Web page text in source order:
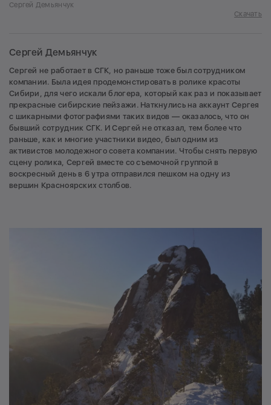
Сергей Демьянчук
Скачать
Сергей Демьянчук
Сергей не работает в СГК, но раньше тоже был сотрудником
компании. Была идея продемонстировать в ролике красоты
Сибири, для чего искали блогера, который как раз и показывает
прекрасные сибирские пейзажи. Наткнулись на аккаунт Сергея
с шикарными фотографиями таких видов — оказалось, что он
бывший сотрудник СГК. И Сергей не отказал, тем более что
раньше, как и многие участники видео, был одним из
активистов молодежного совета компании. Чтобы снять первую
сцену ролика, Сергей вместе со съемочной группой в
воскресный день в 6 утра отправился пешком на одну из
вершин Красноярских столбов.